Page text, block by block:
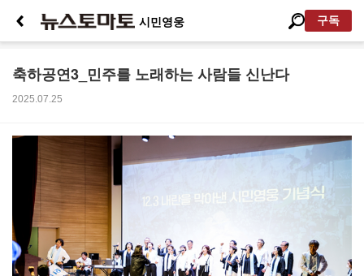
시민영웅 구독
축하공연3_민주를 노래하는 사람들 신난다
2025.07.25